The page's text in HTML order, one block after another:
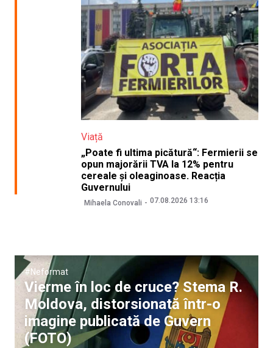
Viață
„Poate fi ultima picătură“: Fermierii se
opun majorării TVA la 12% pentru
cereale și oleaginoase. Reacția
Guvernului
Mihaela Conovali 07.08.2026 13:16
#Neformat
Vierme în loc de cruce? Stema R.
Moldova, distorsionată într-o
imagine publicată de Guvern
(FOTO)